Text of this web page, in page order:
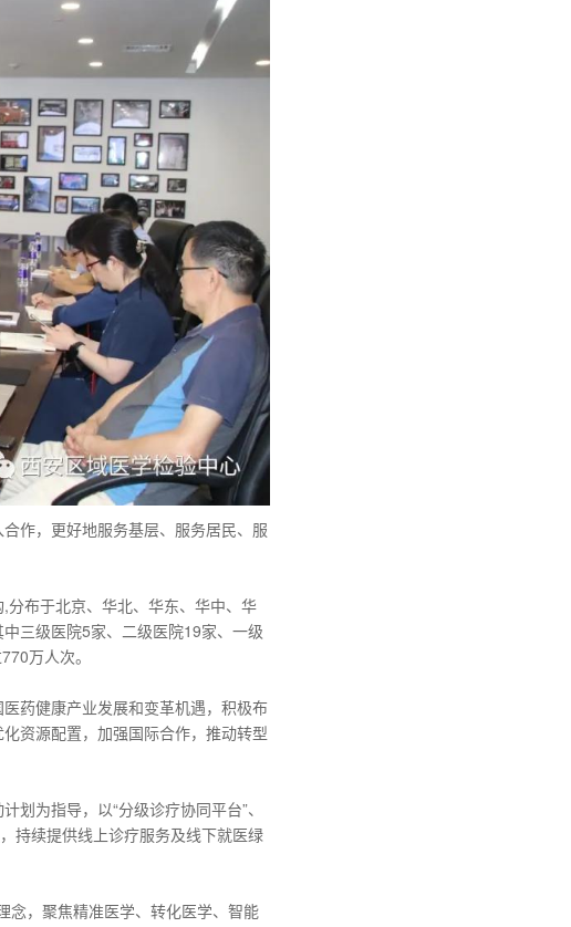
作，更好地服务基层、服务居民、服
布于北京、华北、华东、华中、华
三级医院5家、二级医院19家、一级
万人次。
药健康产业发展和变革机遇，积极布
资源配置，加强国际合作，推动转型
划为指导，以“分级诊疗协同平台”、
持续提供线上诊疗服务及线下就医绿
念，聚焦精准医学、转化医学、智能